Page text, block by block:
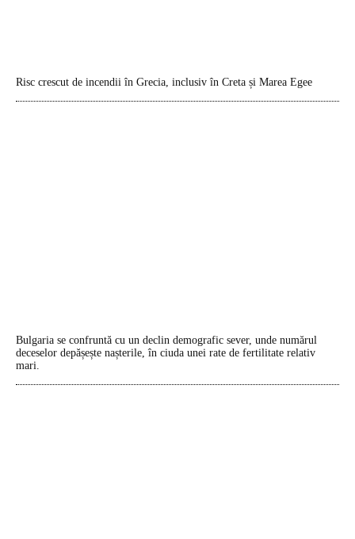
Risc crescut de incendii în Grecia, inclusiv în Creta și Marea Egee
Bulgaria se confruntă cu un declin demografic sever, unde numărul
deceselor depășește nașterile, în ciuda unei rate de fertilitate relativ
mari.